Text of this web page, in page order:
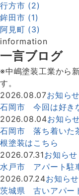
行方市 (2)
鉾田市 (1)
阿見町 (3)
information
一言ブログ
※中嶋塗装工業から
す。
2026.08.07お知らせ
石岡市 今回は好き
2026.08.04お知ら
石岡市 落ち着いた
根塗装はこちら
2026.07.31お知らせ
水戸市 アパート駐
2026.07.24お知らせ
茨城県 古いアパー